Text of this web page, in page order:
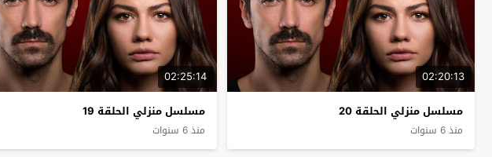
02:20:13
مسلسل منزلي الحلقة 20
منذ 6 سنوات
02:25:14
مسلسل منزلي الحلقة 19
منذ 6 سنوات